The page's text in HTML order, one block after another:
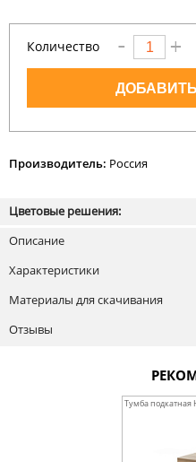
Количество
Производитель: Россия
Цветовые решения:
Описание
Характеристики
Материалы для скачивания
Отзывы
Тумба подкатная